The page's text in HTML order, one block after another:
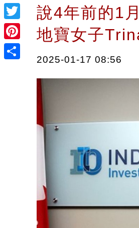
Facebook
Twitter
Pinterest
說4年前的1
地寶女子
2025-01-17 08:56